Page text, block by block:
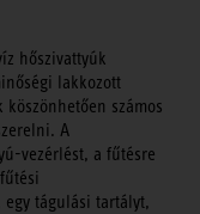
hőszivattyúk
lakkozott
számos
A
vezérlést, a fűtésre
tágulási tartályt,